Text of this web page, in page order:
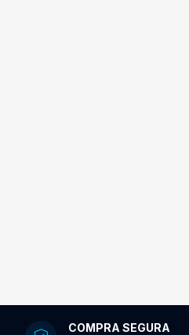
COMPRA SEGURA